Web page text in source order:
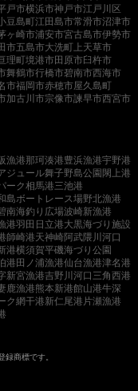
戸市横浜市神戸市江戸川区
豆島町江田島市常滑市沼津市
ヶ崎市浦安市宮古島市伊勢市
市五島市大洗町 上天草市
理町境港市田原市臼杵市
舞鶴市行橋市碧南市西海市
市福岡市赤穂市屋久島町
加古川市宗像市諫早市西宮市
漁港那珂湊港豊浜漁港宇野港
ジュール舞子野島公園閖上港
ーク相馬港三池港
島ボートレース場野北漁港
南海釣り広場波崎新漁港
港羽田 日立港大黒海づり施設
師崎港天神崎阿武隈川河口
港横須賀平磯海づり公園
港田ノ浦漁港仙台漁港津名港
新宮漁港吉野川河口 三角西港
鹿漁港熊本新港館山港牛深
ク網干港新仁尾港 片瀬漁港
商標です。